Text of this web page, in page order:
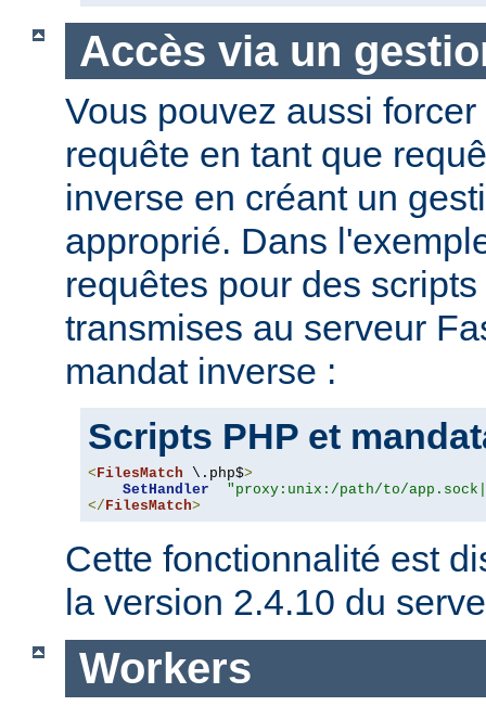
Accès via un
Vous pouvez aussi
requête en tant que
inverse en créant un
approprié. Dans
requêtes pour des
transmises au serveur
mandat inverse :
Scripts PHP et
<FilesMatch \.php$>
SetHandler
"proxy:unix:/path/to/
</FilesMatch>
Cette fonctionnalité est
la version 2.4.10 du
Workers